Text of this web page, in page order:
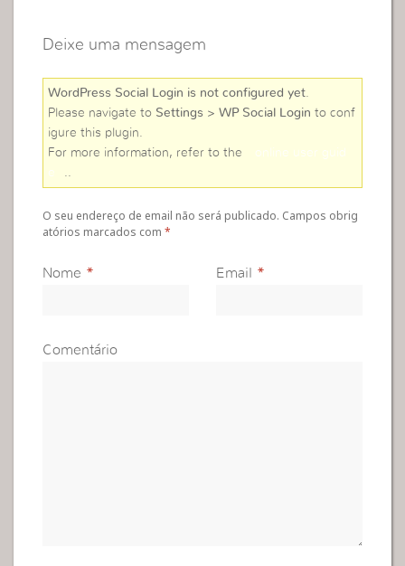
Deixe uma mensagem
WordPress Social Login is not configured yet.
Please navigate to Settings > WP Social Login to conf
igure this plugin.
For more information, refer to the
online user guid
e
..
O seu endereço de email não será publicado. Campos obrig
atórios marcados com*
Nome * Email *
Comentário